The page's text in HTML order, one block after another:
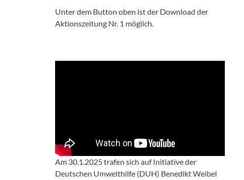
Unter dem Button oben ist der Download der
Aktionszeitung Nr. 1 möglich.
Am 30.1.2025 trafen sich auf Initiative der
Deutschen Umwelthilfe (DUH) Benedikt Weibel